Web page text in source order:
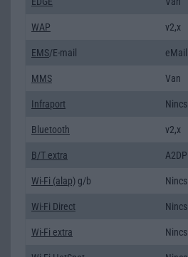
WAP v2,x
EMS/E-mail eMail
MMS Van
Infraport Nincs
Bluetooth v2,x
B/T extra A2DP
Wi-Fi (alap) g/b Nincs
Wi-Fi Direct Nincs
Wi-Fi extra Nincs